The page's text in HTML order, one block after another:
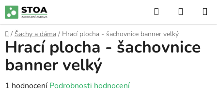
Přejít
na
obsah
Hledat
KOŠÍK
Domů
/ Šachy a dáma / Hrací plocha - šachovnice banner velký
Hrací plocha - šachovnice
banner velký
Průměrné
1 hodnocení Podrobnosti hodnocení